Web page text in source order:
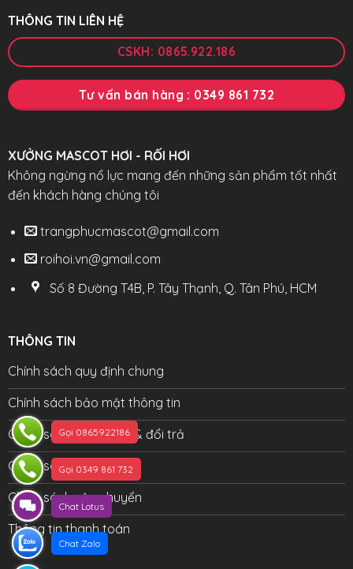
THÔNG TIN LIÊN HỆ
CSKH: 0865.922.186
Tư vấn bán hàng : 0349 861 732
XƯỞNG MASCOT HƠI - RỐI HƠI
Không ngừng nổ lực mang đến những sản phẩm tốt nhất
đến khách hàng chúng tôi
trangphucmascot@gmail.com
roihoi.vn@gmail.com
Số 8 Đường T4B, P. Tây Thạnh, Q. Tân Phú, HCM
THÔNG TIN
Chính sách quy định chung
Chính sách bảo mật thông tin
Chính sách bảo hành & đổi trả
Chính sách đại lý
Chính sách vận chuyển
Thông tin thanh toán
Gọi 0865922186
Gọi 0349 861 732
Chat Lotus
Chat Zalo